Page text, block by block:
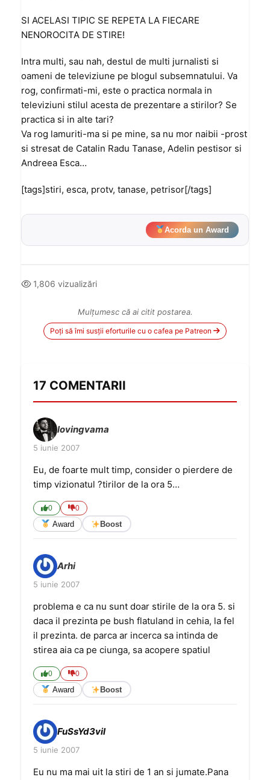
SI ACELASI TIPIC SE REPETA LA FIECARE
NENOROCITA DE STIRE!
Intra multi, sau nah, destul de multi jurnalisti si
oameni de televiziune pe blogul subsemnatului. Va
rog, confirmati-mi, este o practica normala in
televiziuni stilul acesta de prezentare a stirilor? Se
practica si in alte tari?
Va rog lamuriti-ma si pe mine, sa nu mor naibii -prost
si stresat de Catalin Radu Tanase, Adelin pestisor si
Andreea Esca…
[tags]stiri, esca, protv, tanase, petrisor[/tags]
Acorda un Award
1,806 vizualizări
Mulțumesc că ai citit postarea.
Poți să îmi susții eforturile cu o cafea pe Patreon
17 COMENTARII
lovingvama
5 iunie 2007
Eu, de foarte mult timp, consider o pierdere de
timp vizionatul ?tirilor de la ora 5…
0 0
Award Boost
Arhi
5 iunie 2007
problema e ca nu sunt doar stirile de la ora 5. si
daca il prezinta pe bush flatuland in cehia, la fel
il prezinta. de parca ar incerca sa intinda de
stirea aia ca pe ciunga, sa acopere spatiul
0 0
Award Boost
FuSsYd3vil
5 iunie 2007
Eu nu ma mai uit la stiri de 1 an si jumate.Pana